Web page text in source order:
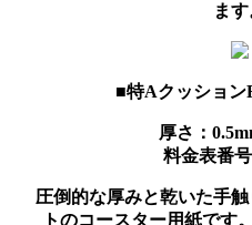
ます
■特Aクッション
厚さ：
料金表番号
圧倒的な厚みと乾いた手
トのコースター用紙です